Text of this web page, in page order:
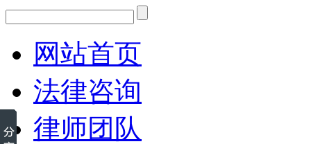
网站首页
法律咨询
律师团队